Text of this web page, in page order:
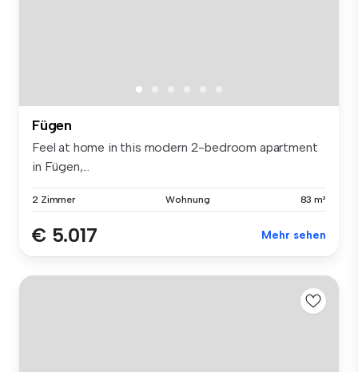
Fügen
Feel at home in this modern 2-bedroom apartment
in Fügen,...
2 Zimmer Wohnung 83 m²
€ 5.017 Mehr sehen